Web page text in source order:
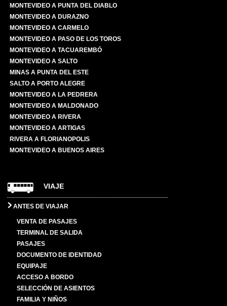
MONTEVIDEO A PUNTA DEL DIABLO
MONTEVIDEO A DURAZNO
MONTEVIDEO A CARMELO
MONTEVIDEO A PASO DE LOS TOROS
MONTEVIDEO A TACUAREMBÓ
MONTEVIDEO A SALTO
MINAS A PUNTA DEL ESTE
SALTO A PORTO ALEGRE
MONTEVIDEO A LA PEDRERA
MONTEVIDEO A MALDONADO
MONTEVIDEO A RIVERA
MONTEVIDEO A ARTIGAS
RIVERA A FLORIANOPOLIS
MONTEVIDEO A BUENOS AIRES
VIAJE
ANTES DE VIAJAR
VENTA DE PASAJES
TERMINAL DE SALIDA
PASAJES
DOCUMENTO DE IDENTIDAD
EQUIPAJE
ACCESO A BORDO
SELECCIÓN DE ASIENTOS
FAMILIA Y NIÑOS